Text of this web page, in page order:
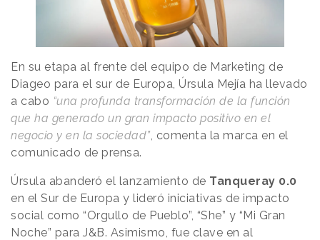
En su etapa al frente del equipo de Marketing de
Diageo para el sur de Europa, Úrsula Mejía ha llevado
a cabo “una profunda transformación de la función
que ha generado un gran impacto positivo en el
negocio y en la sociedad”, comenta la marca en el
comunicado de prensa.
Úrsula abanderó el lanzamiento de Tanqueray 0.0
en el Sur de Europa y lideró iniciativas de impacto
social como “Orgullo de Pueblo”, “She” y “Mi Gran
Noche” para J&B. Asimismo, fue clave en al